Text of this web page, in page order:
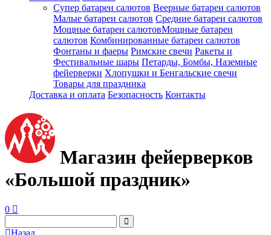
Супер батареи салютов Веерные батареи салютов
Малые батареи салютов Средние батареи салютов
Мощные батареи салютовМощные батареи
салютов Комбинированные батареи салютов
Фонтаны и фаеры Римские свечи Ракеты и
Фестивальные шары Петарды, Бомбы, Наземные
фейерверки Хлопушки и Бенгальские свечи
Товары для праздника
Доставка и оплата Безопасность Контакты
Магазин фейерверков
«Большой праздник»
0
Назад